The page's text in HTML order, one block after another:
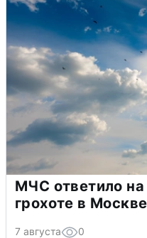
МЧС ответило
грохоте в Москве
7 августа 0